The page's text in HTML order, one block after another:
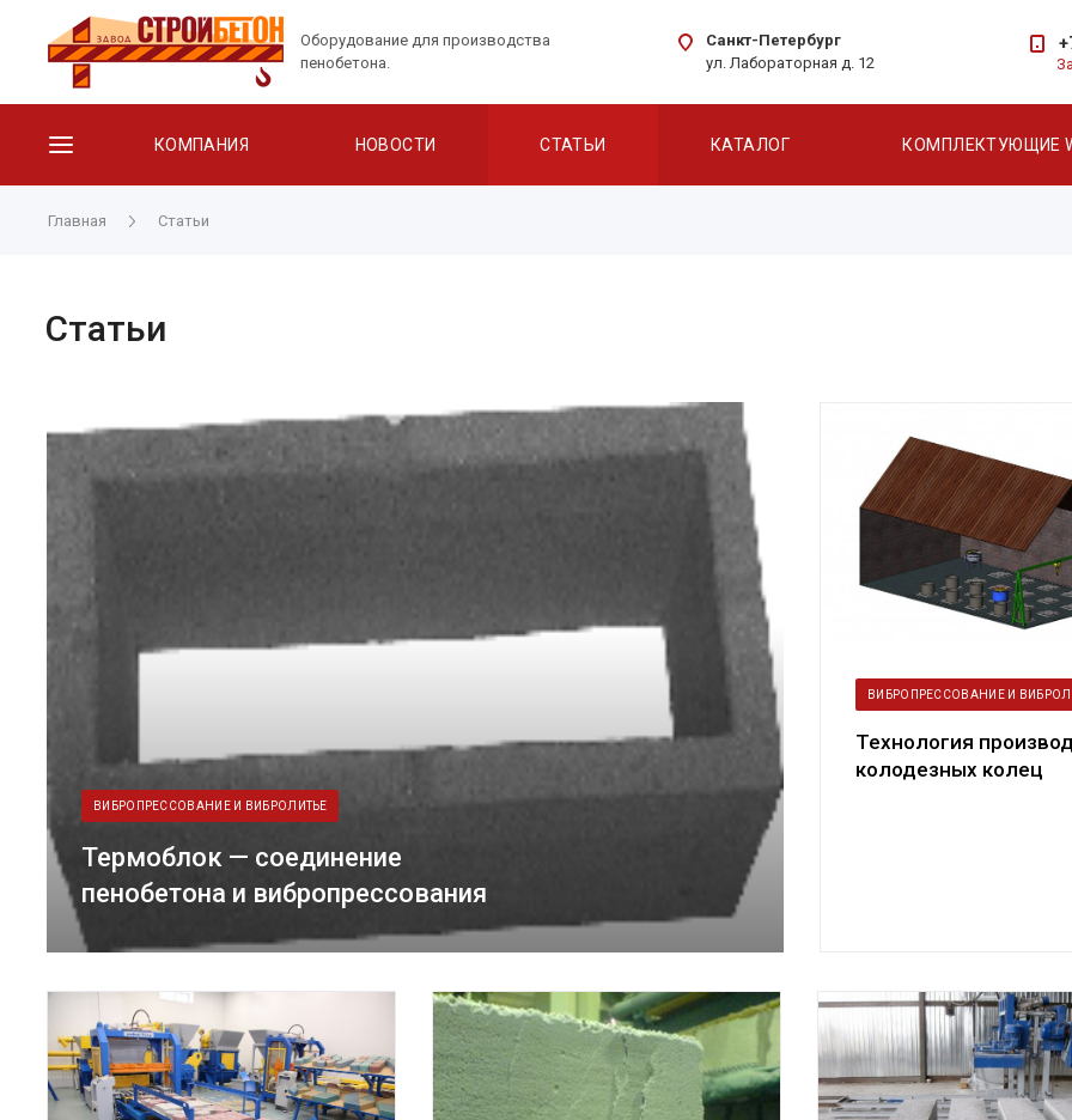
Оборудование для производства
пенобетона.
Санкт-Петербург
ул. Лабораторная д. 12
КОМПАНИЯ НОВОСТИ СТАТЬИ КАТАЛОГ КОМПЛЕКТУЮЩИЕ
Главная Статьи
Статьи
ВИБРОПРЕССОВАНИЕ И ВИБРОЛИТЬЕ
Термоблок — соединение
пенобетона и вибропрессования
ВИБРОПРЕССОВАНИЕ И
Технология
колодезных колец